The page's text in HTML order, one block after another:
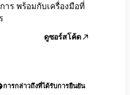
าร พร้อมกับเครื่องมือที่
ดูซอร์สโค้ด
การกล่าวถึงที่ได้รับการยืนยัน